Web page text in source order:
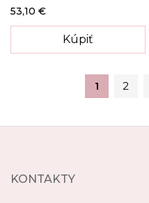
53,10 €
Kúpiť
1 2
KONTAKTY